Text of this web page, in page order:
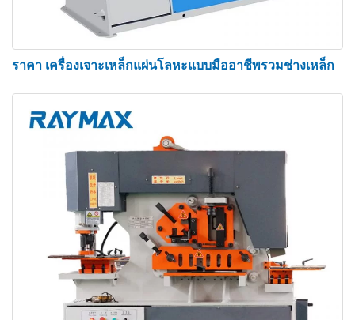
ส่วนประกอบไฟฟ้า
เกจ์วัดหลังไฟฟ้า
ระบบจับยึดอัตโนมัติ
สวิตช์เท้าคู่
ตัวบ่งชี้ที่กระบอกสูบไฮดรอลิกทั้งสอง
สถานีของเครื่องจักรช่างเหล็กไฮดรอลิก
สถานีเจาะ
ราคา เครื่องเจาะเหล็กแผ่นโลหะแบบมืออาชีพรวมช่างเหล็ก